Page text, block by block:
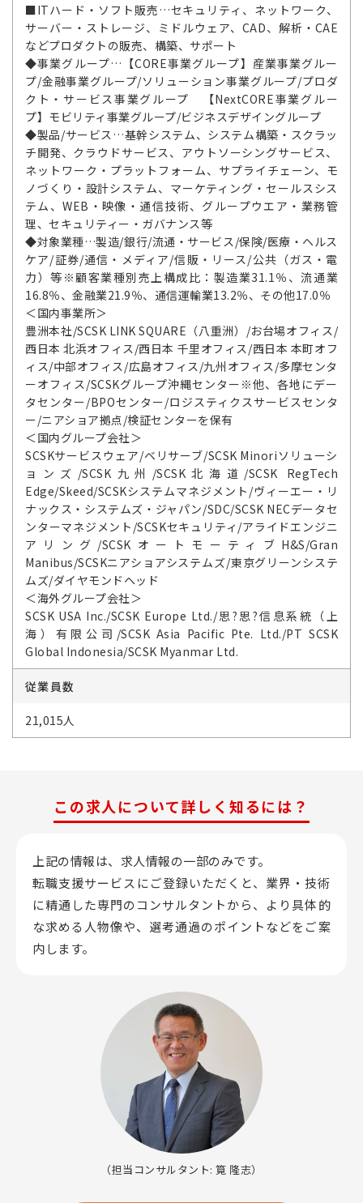
■ITハード・ソフト販売…セキュリティ、ネットワーク、
サーバー・ストレージ、ミドルウェア、CAD、解析・CAE
などプロダクトの販売、構築、サポート
◆事業グループ…【CORE事業グループ】産業事業グルー
プ/金融事業グループ/ソリューション事業グループ/プロダ
クト・サービス事業グループ 【NextCORE事業グルー
プ】モビリティ事業グループ/ビジネスデザイングループ
◆製品/サービス…基幹システム、システム構築・スクラッ
チ開発、クラウドサービス、アウトソーシングサービス、
ネットワーク・プラットフォーム、サプライチェーン、モ
ノづくり・設計システム、マーケティング・セールスシス
テム、WEB・映像・通信技術、グループウエア・業務管
理、セキュリティー・ガバナンス等
◆対象業種…製造/銀行/流通・サービス/保険/医療・ヘルス
ケア/証券/通信・メディア/信販・リース/公共（ガス・電
力）等※顧客業種別売上構成比：製造業31.1％、流通業
16.8％、金融業21.9％、通信運輸業13.2％、その他17.0％
＜国内事業所＞
豊洲本社/SCSK LINK SQUARE（八重洲）/お台場オフィス/
西日本 北浜オフィス/西日本 千里オフィス/西日本 本町オフ
ィス/中部オフィス/広島オフィス/九州オフィス/多摩センタ
ーオフィス/SCSKグループ沖縄センター※他、各地にデー
タセンター/BPOセンター/ロジスティクスサービスセンタ
ー/ニアショア拠点/検証センターを保有
＜国内グループ会社＞
SCSKサービスウェア/ベリサーブ/SCSK Minoriソリューシ
ョンズ/SCSK九州/SCSK北海道/SCSK RegTech
Edge/Skeed/SCSKシステムマネジメント/ヴィーエー・リ
ナックス・システムズ・ジャパン/SDC/SCSK NECデータセ
ンターマネジメント/SCSKセキュリティ/アライドエンジニ
アリング/SCSKオートモーティブH&S/Gran
Manibus/SCSKニアショアシステムズ/東京グリーンシステ
ムズ/ダイヤモンドヘッド
＜海外グループ会社＞
SCSK USA Inc./SCSK Europe Ltd./思?思?信息系統（上
海）有限公司/SCSK Asia Pacific Pte. Ltd./PT SCSK
Global Indonesia/SCSK Myanmar Ltd.
従業員数
21,015人
この求人について詳しく知るには？
上記の情報は、求人情報の一部のみです。
転職支援サービスにご登録いただくと、業界・技術
に精通した専門のコンサルタントから、 より具体的
な求める人物像や、選考通過のポイントなどをご案
内します。
（担当コンサルタント: 筧 隆志）